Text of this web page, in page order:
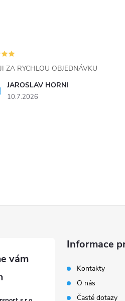
JAROSLAV HORNI
10.7.2026
ZA RYCHLOU OBJEDNÁVKU
Informace
Kontakty
O nás
Časté dotazy